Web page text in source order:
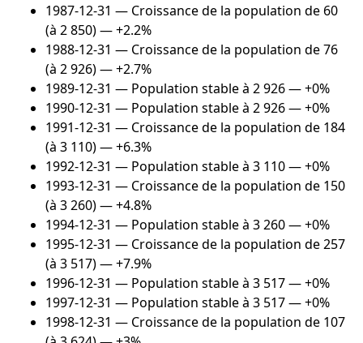
1987-12-31 — Croissance de la population de 60
(à 2 850) — +2.2%
1988-12-31 — Croissance de la population de 76
(à 2 926) — +2.7%
1989-12-31 — Population stable à 2 926 — +0%
1990-12-31 — Population stable à 2 926 — +0%
1991-12-31 — Croissance de la population de 184
(à 3 110) — +6.3%
1992-12-31 — Population stable à 3 110 — +0%
1993-12-31 — Croissance de la population de 150
(à 3 260) — +4.8%
1994-12-31 — Population stable à 3 260 — +0%
1995-12-31 — Croissance de la population de 257
(à 3 517) — +7.9%
1996-12-31 — Population stable à 3 517 — +0%
1997-12-31 — Population stable à 3 517 — +0%
1998-12-31 — Croissance de la population de 107